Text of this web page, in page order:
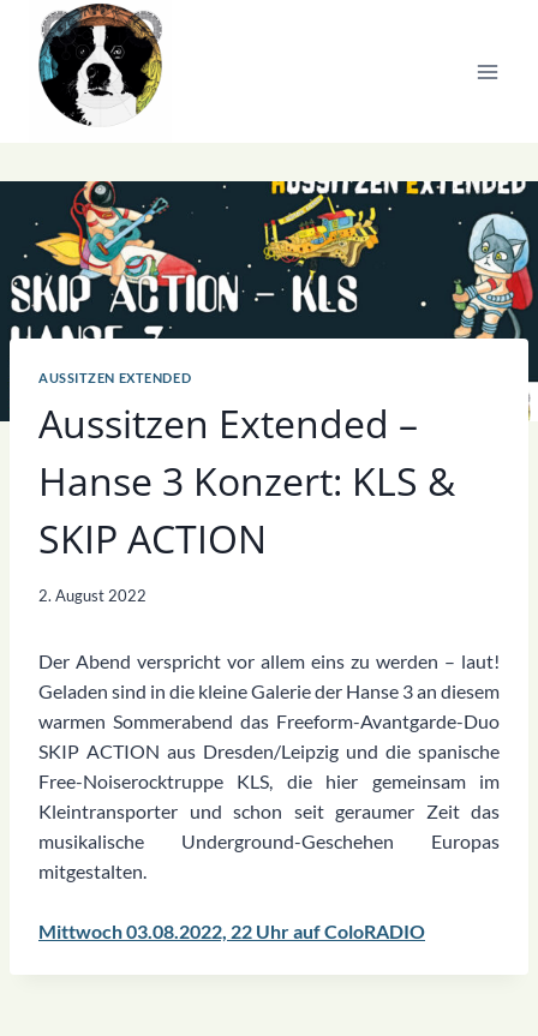
Inhalt
springen
AUSSITZEN EXTENDED
Aussitzen Extended –
Hanse 3 Konzert: KLS &
SKIP ACTION
2. August 2022
Der Abend verspricht vor allem eins zu werden – laut!
Geladen sind in die kleine Galerie der Hanse 3 an diesem
warmen Sommerabend das Freeform-Avantgarde-Duo
SKIP ACTION aus Dresden/Leipzig und die spanische
Free-Noiserocktruppe KLS, die hier gemeinsam im
Kleintransporter und schon seit geraumer Zeit das
musikalische Underground-Geschehen Europas
mitgestalten.
Mittwoch 03.08.2022, 22 Uhr auf ColoRADIO